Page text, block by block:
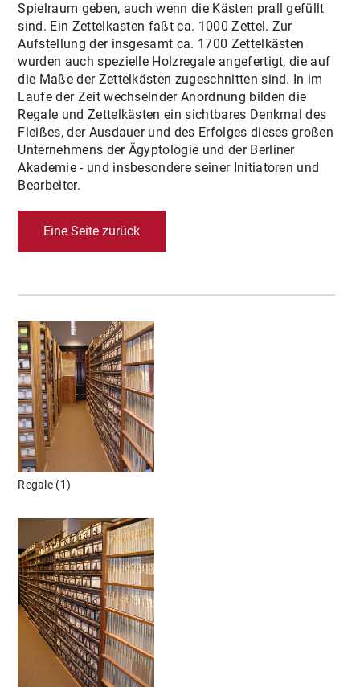
Spielraum geben, auch wenn die Kästen prall gefüllt
sind. Ein Zettelkasten faßt ca. 1000 Zettel. Zur
Aufstellung der insgesamt ca. 1700 Zettelkästen
wurden auch spezielle Holzregale angefertigt, die auf
die Maße der Zettelkästen zugeschnitten sind. In im
Laufe der Zeit wechselnder Anordnung bilden die
Regale und Zettelkästen ein sichtbares Denkmal des
Fleißes, der Ausdauer und des Erfolges dieses großen
Unternehmens der Ägyptologie und der Berliner
Akademie - und insbesondere seiner Initiatoren und
Bearbeiter.
Eine Seite zurück
Regale (1)